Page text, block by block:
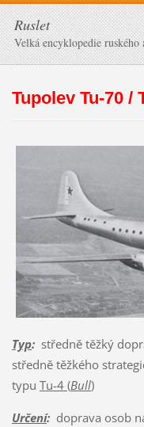
Ruslet
Velká encyklopedie ruského
Tupolev Tu-70 /
Typ:středně těžký
středně těžkého
typu Tu-4 (Bull)
Určení:doprava osob